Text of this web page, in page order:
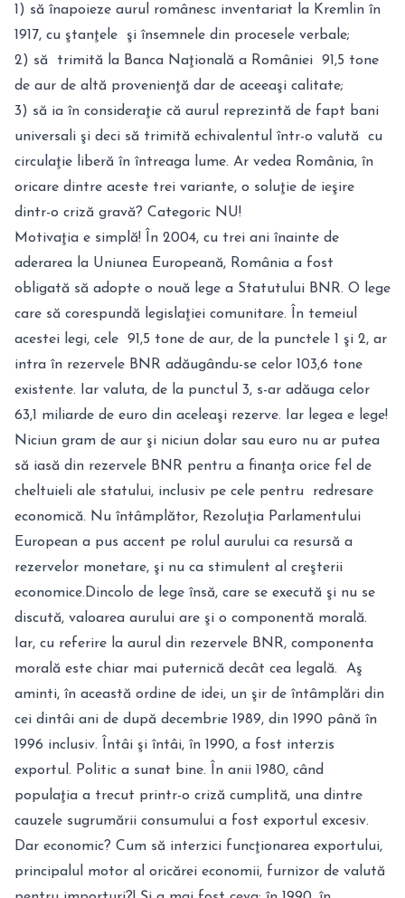
1) să înapoieze aurul românesc inventariat la Kremlin în
1917, cu ştanţele şi însemnele din procesele verbale;
2) să trimită la Banca Naţională a României 91,5 tone
de aur de altă provenienţă dar de aceeaşi calitate;
3) să ia în consideraţie că aurul reprezintă de fapt bani
universali şi deci să trimită echivalentul într-o valută cu
circulaţie liberă în întreaga lume. Ar vedea România, în
oricare dintre aceste trei variante, o soluţie de ieşire
dintr-o criză gravă? Categoric NU!
Motivaţia e simplă! În 2004, cu trei ani înainte de
aderarea la Uniunea Europeană, România a fost
obligată să adopte o nouă lege a Statutului BNR. O lege
care să corespundă legislaţiei comunitare. În temeiul
acestei legi, cele 91,5 tone de aur, de la punctele 1 şi 2, ar
intra în rezervele BNR adăugându-se celor 103,6 tone
existente. Iar valuta, de la punctul 3, s-ar adăuga celor
63,1 miliarde de euro din aceleaşi rezerve. Iar legea e lege!
Niciun gram de aur şi niciun dolar sau euro nu ar putea
să iasă din rezervele BNR pentru a finanţa orice fel de
cheltuieli ale statului, inclusiv pe cele pentru redresare
economică. Nu întâmplător, Rezoluţia Parlamentului
European a pus accent pe rolul aurului ca resursă a
rezervelor monetare, şi nu ca stimulent al creşterii
economice.Dincolo de lege însă, care se execută şi nu se
discută, valoarea aurului are şi o componentă morală.
Iar, cu referire la aurul din rezervele BNR, componenta
morală este chiar mai puternică decât cea legală. Aş
aminti, în această ordine de idei, un şir de întâmplări din
cei dintâi ani de după decembrie 1989, din 1990 până în
1996 inclusiv. Întâi şi întâi, în 1990, a fost interzis
exportul. Politic a sunat bine. În anii 1980, când
populaţia a trecut printr-o criză cumplită, una dintre
cauzele sugrumării consumului a fost exportul excesiv.
Dar economic? Cum să interzici funcţionarea exportului,
principalul motor al oricărei economii, furnizor de valută